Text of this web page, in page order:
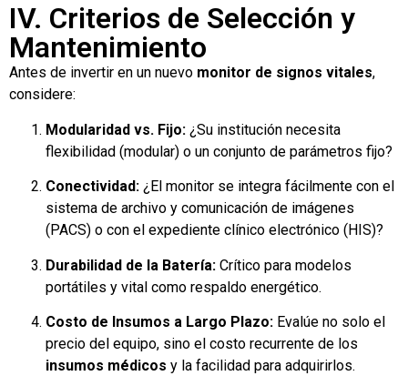
IV. Criterios de Selección y
Mantenimiento
Antes de invertir en un nuevo monitor de signos vitales,
considere:
Modularidad vs. Fijo: ¿Su institución necesita
flexibilidad (modular) o un conjunto de parámetros fijo?
Conectividad: ¿El monitor se integra fácilmente con el
sistema de archivo y comunicación de imágenes
(PACS) o con el expediente clínico electrónico (HIS)?
Durabilidad de la Batería: Crítico para modelos
portátiles y vital como respaldo energético.
Costo de Insumos a Largo Plazo: Evalúe no solo el
precio del equipo, sino el costo recurrente de los
insumos médicos y la facilidad para adquirirlos.